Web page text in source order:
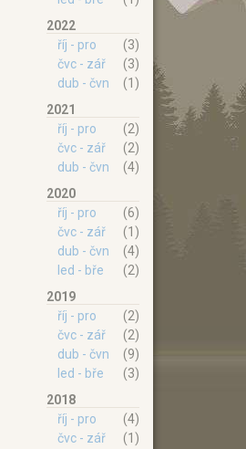
2022
říj - pro
(3)
čvc - zář
(3)
dub - čvn
(1)
2021
říj - pro
(2)
čvc - zář
(2)
dub - čvn
(4)
2020
říj - pro
(6)
čvc - zář
(1)
dub - čvn
(4)
led - bře
(2)
2019
říj - pro
(2)
čvc - zář
(2)
dub - čvn
(9)
led - bře
(3)
2018
říj - pro
(4)
čvc - zář
(1)